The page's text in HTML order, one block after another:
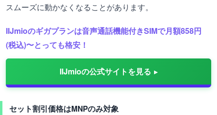
スムーズに動かなくなることがあります。
IIJmioのギガプランは音声通話機能付きSIMで月額858円
(税込)〜とっても格安！
IIJmioの公式サイトを見る
セット割引価格はMNPのみ対象